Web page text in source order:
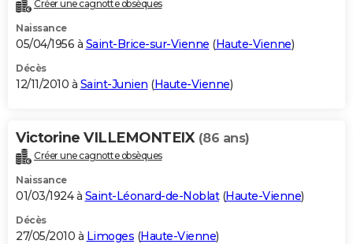
Créer une cagnotte obsèques
Naissance
05/04/1956 à Saint-Brice-sur-Vienne (Haute-Vienne)
Décès
12/11/2010 à Saint-Junien (Haute-Vienne)
Victorine VILLEMONTEIX (86 ans)
Créer une cagnotte obsèques
Naissance
01/03/1924 à Saint-Léonard-de-Noblat(Haute-Vienne)
Décès
27/05/2010 à Limoges (Haute-Vienne)